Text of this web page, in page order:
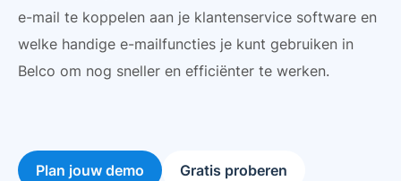
e-mail te koppelen aan je klantenservice software en
welke handige e-mailfuncties je kunt gebruiken in
Belco om nog sneller en efficiënter te werken.
Plan jouw demo Gratis proberen